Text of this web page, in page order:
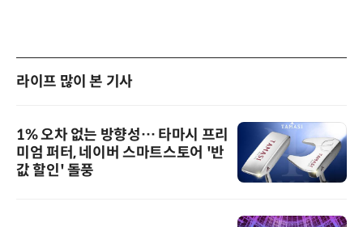
라이프 많이 본 기사
1% 오차 없는 방향성… 타마시 프리
미엄 퍼터, 네이버 스마트스토어 '반
값 할인' 돌풍